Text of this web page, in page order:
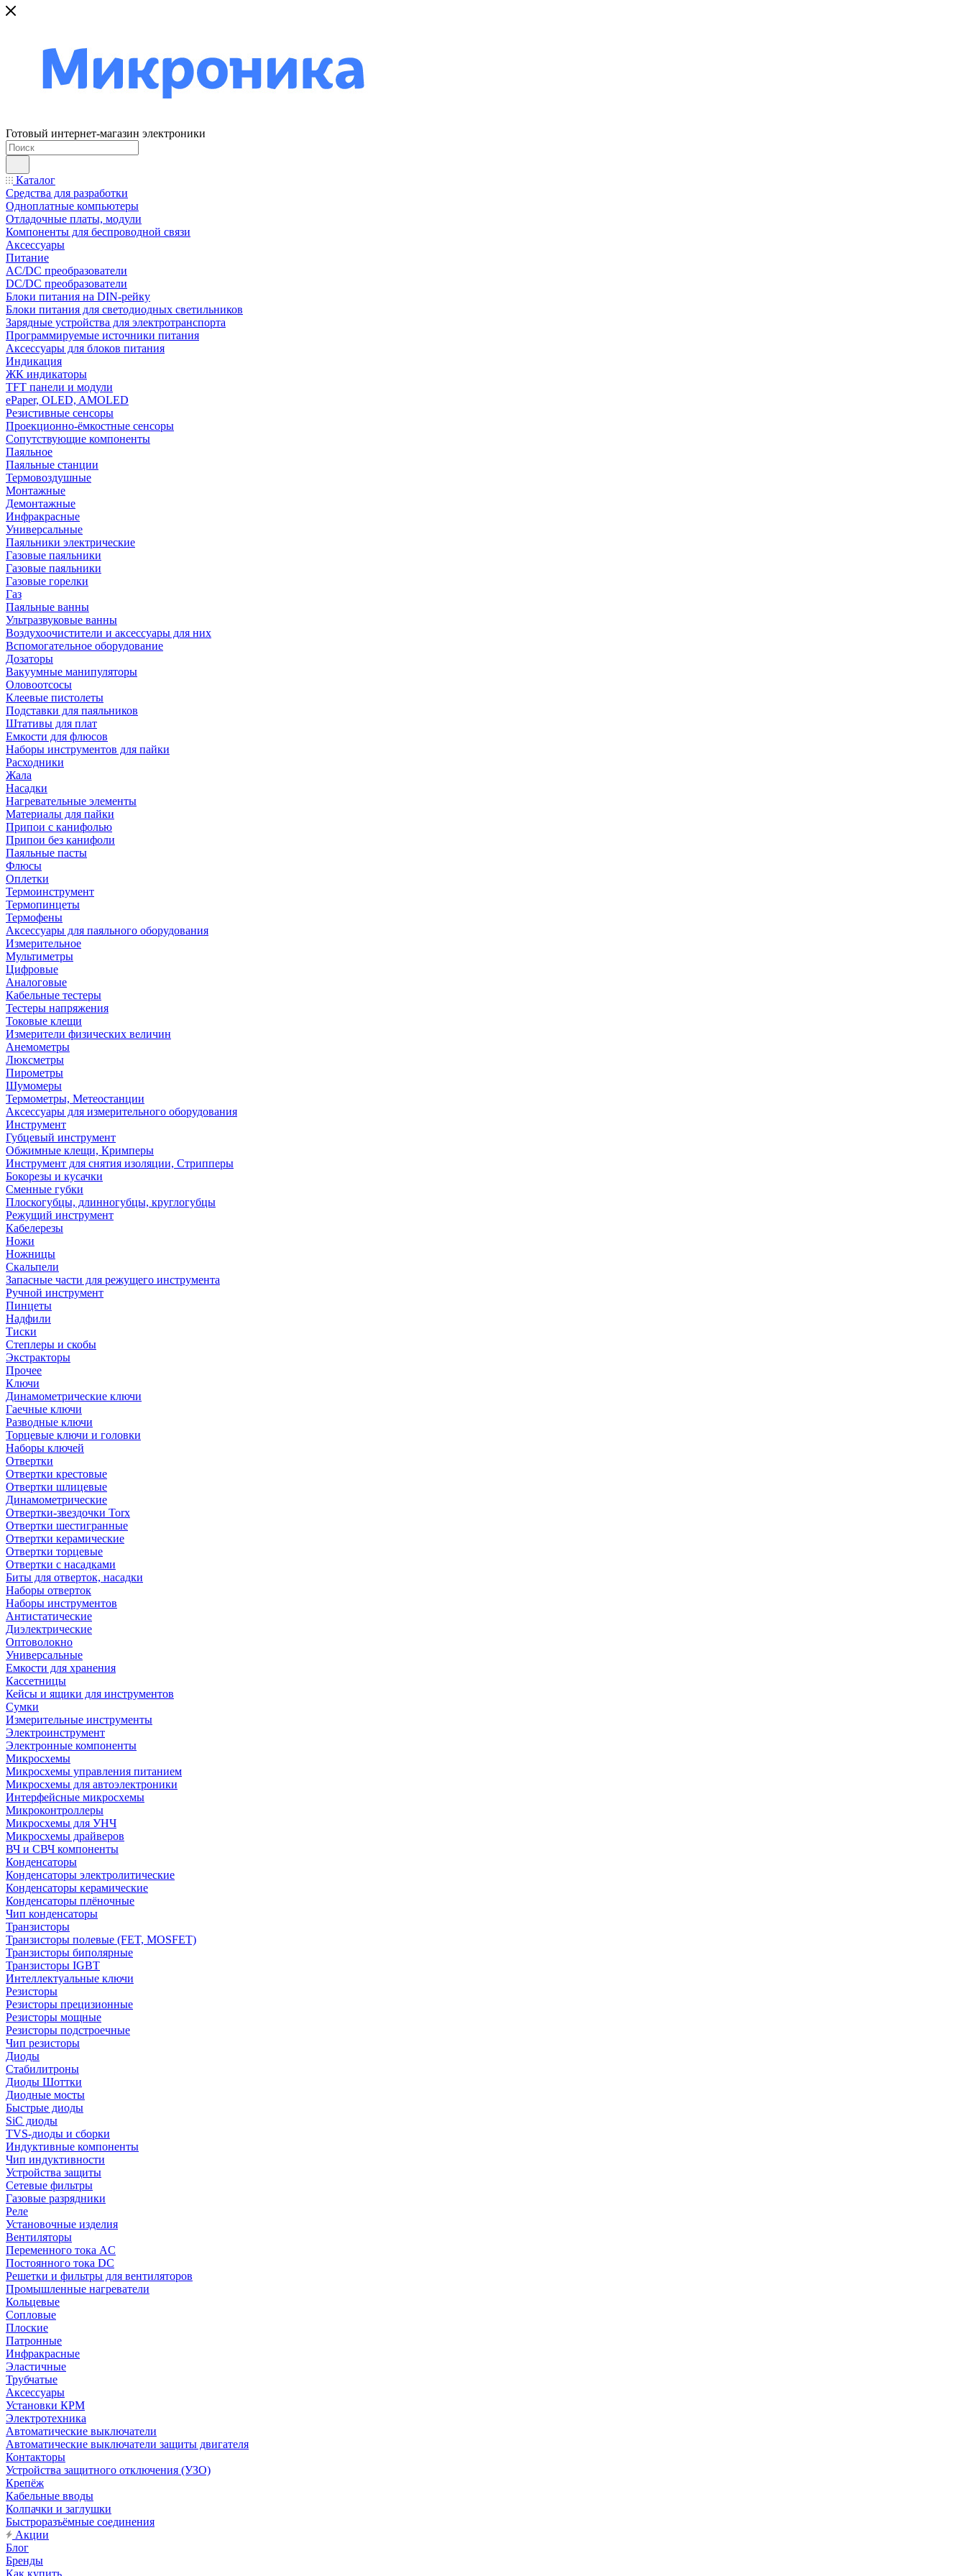
Готовый интернет-магазин электроники
Каталог
Средства для разработки
Одноплатные компьютеры
Отладочные платы, модули
Компоненты для беспроводной связи
Аксессуары
Питание
AC/DC преобразователи
DC/DC преобразователи
Блоки питания на DIN-рейку
Блоки питания для светодиодных светильников
Зарядные устройства для электротранспорта
Программируемые источники питания
Аксессуары для блоков питания
Индикация
ЖК индикаторы
TFT панели и модули
ePaper, OLED, AMOLED
Резистивные сенсоры
Проекционно-ёмкостные сенсоры
Сопутствующие компоненты
Паяльное
Паяльные станции
Термовоздушные
Монтажные
Демонтажные
Инфракрасные
Универсальные
Паяльники электрические
Газовые паяльники
Газовые паяльники
Газовые горелки
Газ
Паяльные ванны
Ультразвуковые ванны
Воздухоочистители и аксессуары для них
Вспомогательное оборудование
Дозаторы
Вакуумные манипуляторы
Оловоотсосы
Клеевые пистолеты
Подставки для паяльников
Штативы для плат
Емкости для флюсов
Наборы инструментов для пайки
Расходники
Жала
Насадки
Нагревательные элементы
Материалы для пайки
Припои с канифолью
Припои без канифоли
Паяльные пасты
Флюсы
Оплетки
Термоинструмент
Термопинцеты
Термофены
Аксессуары для паяльного оборудования
Измерительное
Мультиметры
Цифровые
Аналоговые
Кабельные тестеры
Тестеры напряжения
Токовые клещи
Измерители физических величин
Анемометры
Люксметры
Пирометры
Шумомеры
Термометры, Метеостанции
Аксессуары для измерительного оборудования
Инструмент
Губцевый инструмент
Обжимные клещи, Кримперы
Инструмент для снятия изоляции, Стрипперы
Бокорезы и кусачки
Сменные губки
Плоскогубцы, длинногубцы, круглогубцы
Режущий инструмент
Кабелерезы
Ножи
Ножницы
Скальпели
Запасные части для режущего инструмента
Ручной инструмент
Пинцеты
Надфили
Тиски
Степлеры и скобы
Экстракторы
Прочее
Ключи
Динамометрические ключи
Гаечные ключи
Разводные ключи
Торцевые ключи и головки
Наборы ключей
Отвертки
Отвертки крестовые
Отвертки шлицевые
Динамометрические
Отвертки-звездочки Torx
Отвертки шестигранные
Отвертки керамические
Отвертки торцевые
Отвертки с насадками
Биты для отверток, насадки
Наборы отверток
Наборы инструментов
Антистатические
Диэлектрические
Оптоволокно
Универсальные
Емкости для хранения
Кассетницы
Кейсы и ящики для инструментов
Сумки
Измерительные инструменты
Электроинструмент
Электронные компоненты
Микросхемы
Микросхемы управления питанием
Микросхемы для автоэлектроники
Интерфейсные микросхемы
Микроконтроллеры
Микросхемы для УНЧ
Микросхемы драйверов
ВЧ и СВЧ компоненты
Конденсаторы
Конденсаторы электролитические
Конденсаторы керамические
Конденсаторы плёночные
Чип конденсаторы
Транзисторы
Транзисторы полевые (FET, MOSFET)
Транзисторы биполярные
Транзисторы IGBT
Интеллектуальные ключи
Резисторы
Резисторы прецизионные
Резисторы мощные
Резисторы подстроечные
Чип резисторы
Диоды
Стабилитроны
Диоды Шоттки
Диодные мосты
Быстрые диоды
SiC диоды
TVS-диоды и сборки
Индуктивные компоненты
Чип индуктивности
Устройства защиты
Сетевые фильтры
Газовые разрядники
Реле
Установочные изделия
Вентиляторы
Переменного тока AC
Постоянного тока DC
Решетки и фильтры для вентиляторов
Промышленные нагреватели
Кольцевые
Сопловые
Плоские
Патронные
Инфракрасные
Эластичные
Трубчатые
Аксессуары
Установки КРМ
Электротехника
Автоматические выключатели
Автоматические выключатели защиты двигателя
Контакторы
Устройства защитного отключения (УЗО)
Крепёж
Кабельные вводы
Колпачки и заглушки
Быстроразъёмные соединения
Акции
Блог
Бренды
Как купить